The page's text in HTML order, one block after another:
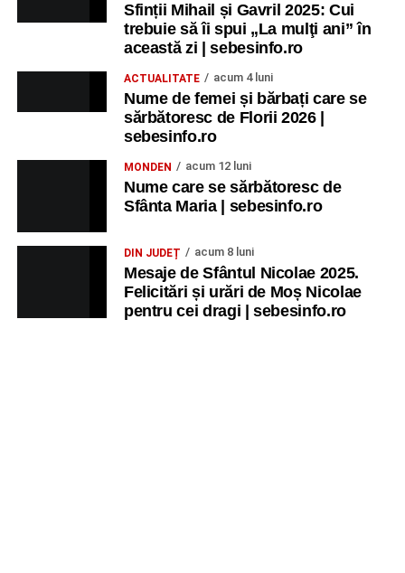
Sfinții Mihail și Gavril 2025: Cui
trebuie să îi spui „La mulţi ani” în
această zi | sebesinfo.ro
ACTUALITATE acum 4 luni
Nume de femei și bărbați care se
sărbătoresc de Florii 2026 |
sebesinfo.ro
MONDEN acum 12 luni
Nume care se sărbătoresc de
Sfânta Maria | sebesinfo.ro
DIN JUDEȚ acum 8 luni
Mesaje de Sfântul Nicolae 2025.
Felicitări și urări de Moș Nicolae
pentru cei dragi | sebesinfo.ro